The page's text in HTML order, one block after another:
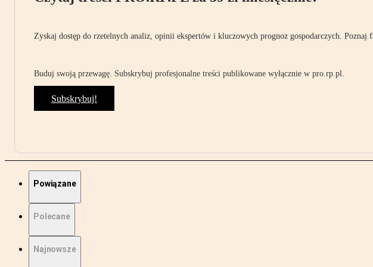
Zyskaj dostęp do rzetelnych analiz, opinii ekspertów i kluczowych prognoz gospodarczych. Poznaj
Buduj swoją przewagę. Subskrybuj profesjonalne treści publikowane wyłącznie w pro.rp.pl.
Subskrybuj!
Powiązane
Polecane
Najnowsze